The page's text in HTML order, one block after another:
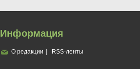
Информация
О редакции RSS-ленты